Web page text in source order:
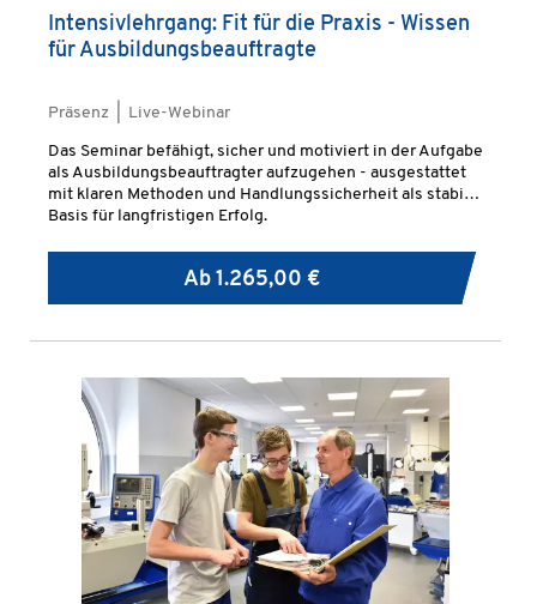
Intensivlehrgang: Fit für die Praxis - Wissen
für Ausbildungsbeauftragte
Präsenz | Live-Webinar
Das Seminar befähigt, sicher und motiviert in der Aufgabe
als Ausbildungsbeauftragter aufzugehen - ausgestattet
mit klaren Methoden und Handlungssicherheit als stabile
Basis für langfristigen Erfolg.
Ab 1.265,00 €